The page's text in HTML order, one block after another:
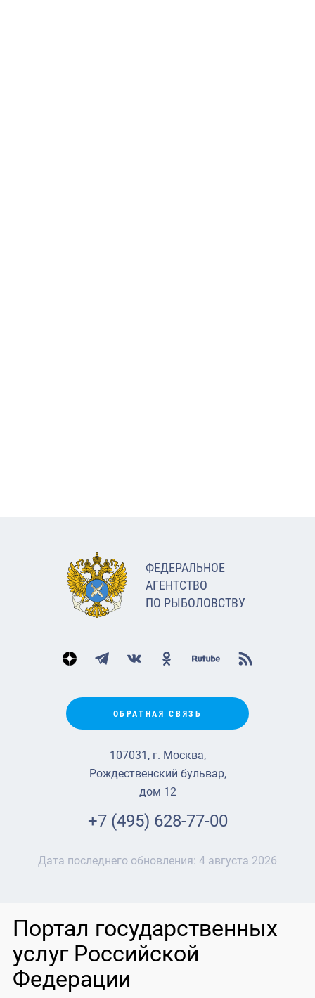
ФЕДЕРАЛЬНОЕ
АГЕНТСТВО
ПО РЫБОЛОВСТВУ
ОБРАТНАЯ СВЯЗЬ
107031, г. Москва,
Рождественский бульвар,
дом 12
+7 (495) 628-77-00
Дата последнего обновления: 4 августа 2026
Портал государственных
услуг Российской
Федерации